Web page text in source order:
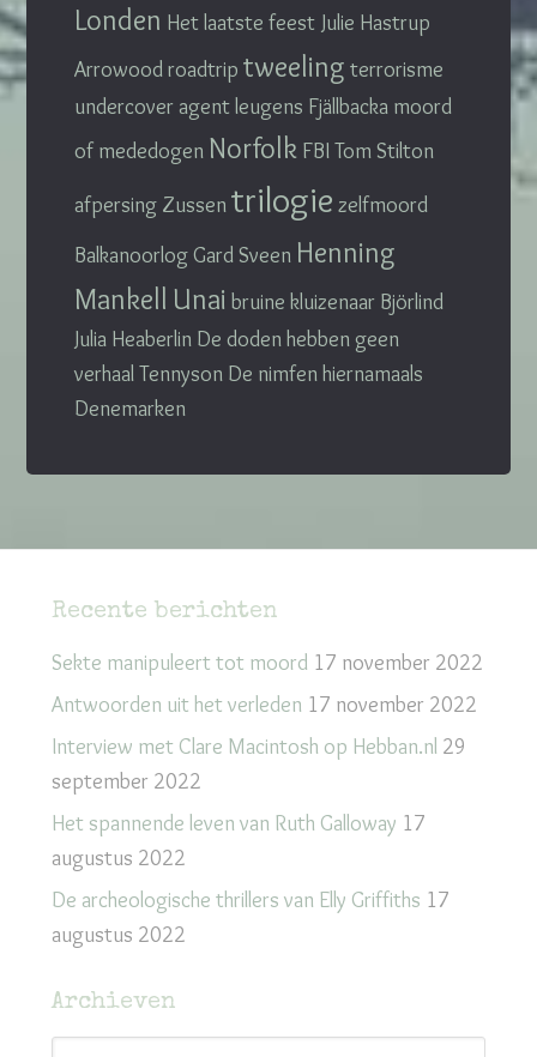
Londen Het laatste feest Julie Hastrup
Arrowoodroadtrip tweeling terrorisme
undercover agent leugens Fjällbacka moord
of mededogen Norfolk FBITom Stilton
afpersing Zussentrilogie zelfmoord
BalkanoorlogGard Sveen Henning
Mankell Unai bruine kluizenaar Björlind
Julia Heaberlin De doden hebben geen
verhaalTennyson De nimfen hiernamaals
Denemarken
Recente berichten
Sekte manipuleert tot moord 17 november 2022
Antwoorden uit het verleden 17 november 2022
Interview met Clare Macintosh op Hebban.nl 29
september 2022
Het spannende leven van Ruth Galloway 17
augustus 2022
De archeologische thrillers van Elly Griffiths 17
augustus 2022
Archieven